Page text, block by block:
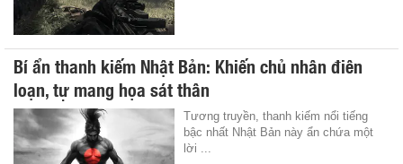
Bí ẩn thanh kiếm Nhật Bản: Khiến chủ nhân điên
loạn, tự mang họa sát thân
Tương truyền, thanh kiếm nổi tiếng
bậc nhất Nhật Bản này ẩn chứa một
lời ...